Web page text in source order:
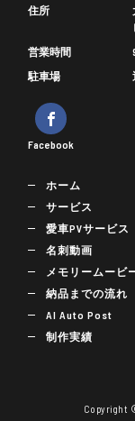
住所
営業時間
駐車場
Facebook
ホーム
サービス
愛車PVサービス
名刺動画
メモリームービ
納品までの流れ
AI Auto Post
制作実績
Copyright